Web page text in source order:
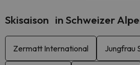
Skisaison in Schweizer
Zermatt International Jungfrau